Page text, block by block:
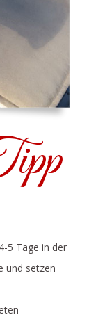
5 Tage in der
und setzen